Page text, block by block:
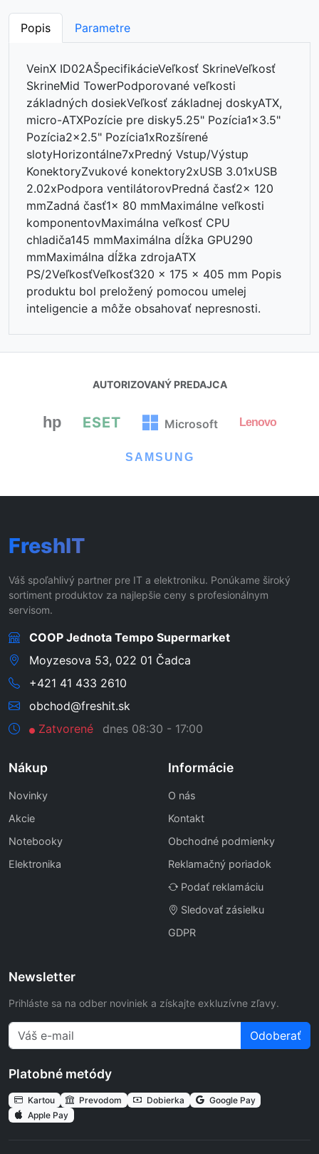
⏳
Popis Parametre
VeinX ID02AŠpecifikácieVeľkosť SkrineVeľkosť
SkrineMid TowerPodporované veľkosti
základných dosiekVeľkosť základnej doskyATX,
micro-ATXPozície pre disky5.25" Pozícia1x3.5"
Pozícia2x2.5" Pozícia1xRozšírené
slotyHorizontálne7xPredný Vstup/Výstup
KonektoryZvukové konektory2xUSB 3.01xUSB
2.02xPodpora ventilátorovPredná časť2x 120
mmZadná časť1x 80 mmMaximálne veľkosti
komponentovMaximálna veľkosť CPU
chladiča145 mmMaximálna dĺžka GPU290
mmMaximálna dĺžka zdrojaATX
PS/2VeľkosťVeľkosť320 x 175 x 405 mm Popis
produktu bol preložený pomocou umelej
inteligencie a môže obsahovať nepresnosti.
AUTORIZOVANÝ PREDAJCA
hp ESET Microsoft Lenovo
SAMSUNG
FreshIT
Váš spoľahlivý partner pre IT a elektroniku. Ponúkame široký
sortiment produktov za najlepšie ceny s profesionálnym
servisom.
COOP Jednota Tempo Supermarket
Moyzesova 53, 022 01 Čadca
+421 41 433 2610
obchod@freshit.sk
Zatvorené
dnes 08:30 - 17:00
Nákup
Novinky
Akcie
Notebooky
Elektronika
Informácie
O nás
Kontakt
Obchodné podmienky
Reklamačný poriadok
Podať reklamáciu
Sledovať zásielku
GDPR
Newsletter
Prihláste sa na odber noviniek a získajte exkluzívne zľavy.
Odoberať
Platobné metódy
Kartou Prevodom Dobierka
Google Pay
Apple Pay